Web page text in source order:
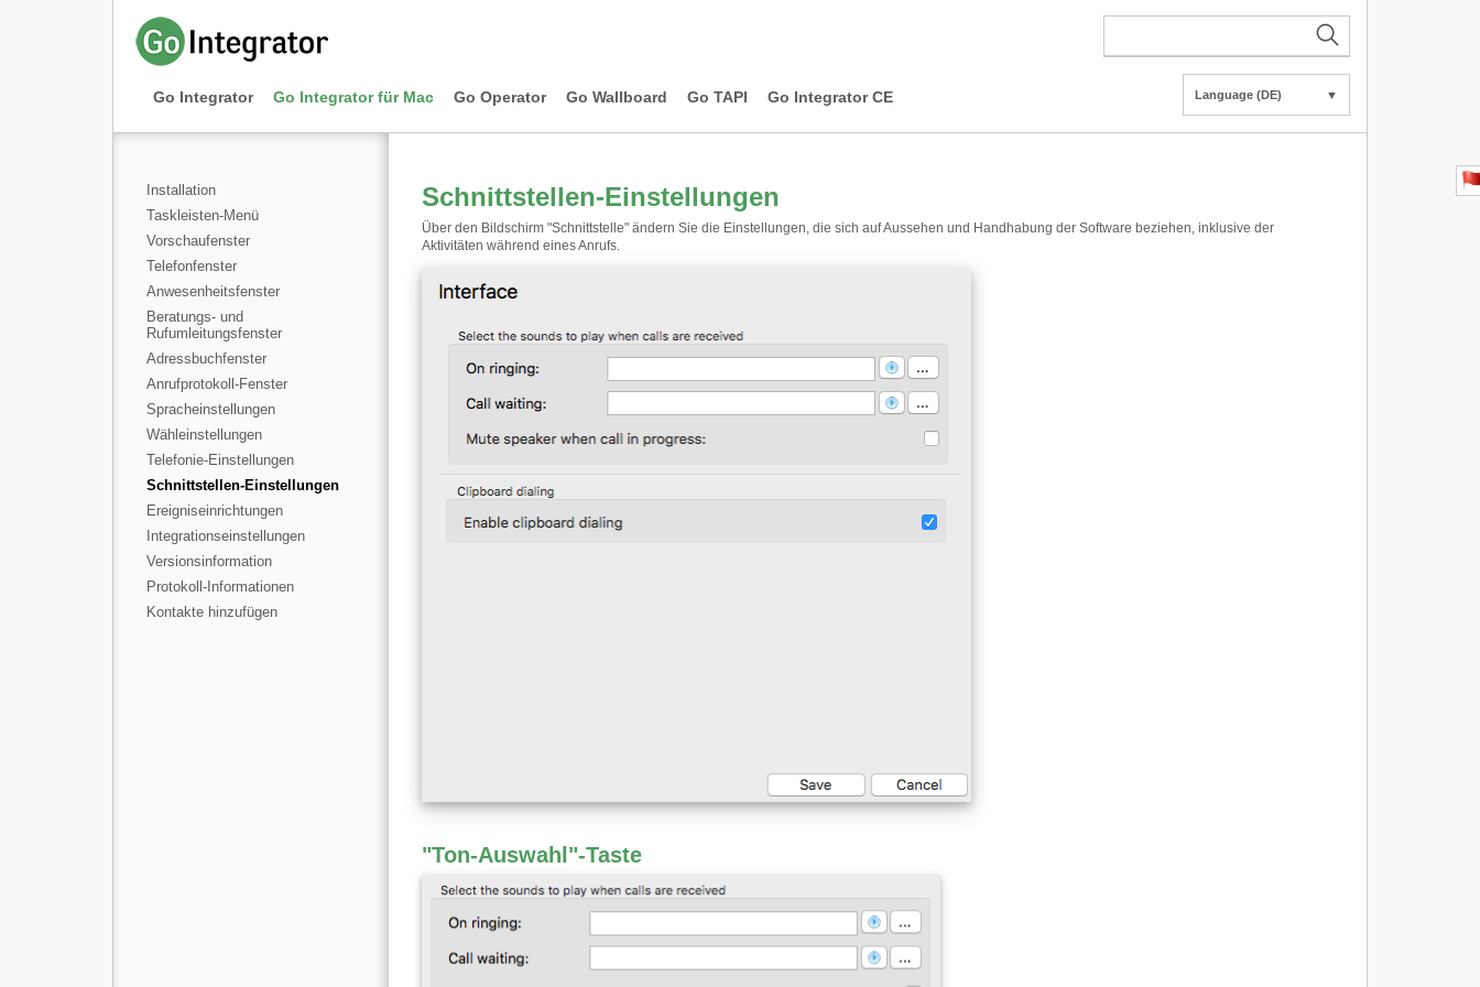
Go Integrator Go Integrator für Mac Go Operator Go Wallboard Go TAPI Go Integrator CE Language (DE) ▼
Installation
Taskleisten-Menü
Vorschaufenster
Telefonfenster
Anwesenheitsfenster
Beratungs- und
Rufumleitungsfenster
Adressbuchfenster
Anrufprotokoll-Fenster
Spracheinstellungen
Wähleinstellungen
Telefonie-Einstellungen
Schnittstellen-Einstellungen
Ereigniseinrichtungen
Integrationseinstellungen
Versionsinformation
Protokoll-Informationen
Kontakte hinzufügen
Schnittstellen-Einstellungen
Über den Bildschirm "Schnittstelle" ändern Sie die Einstellungen, die sich auf Aussehen und Handhabung der Software beziehen, inklusive der
Aktivitäten während eines Anrufs.
"Ton-Auswahl"-Taste